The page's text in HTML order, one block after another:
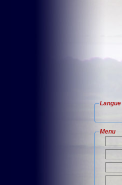
Langue
Menu